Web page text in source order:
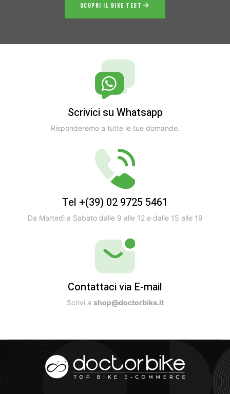
SCOPRI IL BIKE TEST
Scrivici su Whatsapp
Risponderemo a tutte le tue domande.
Tel +(39) 02 9725 5461
Da Martedì a Sabato dalle 9 alle 12 e dalle 15 alle 19
Contattaci via E-mail
Scrivi a shop@doctorbike.it